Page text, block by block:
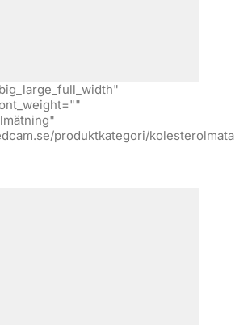
produktkategori/